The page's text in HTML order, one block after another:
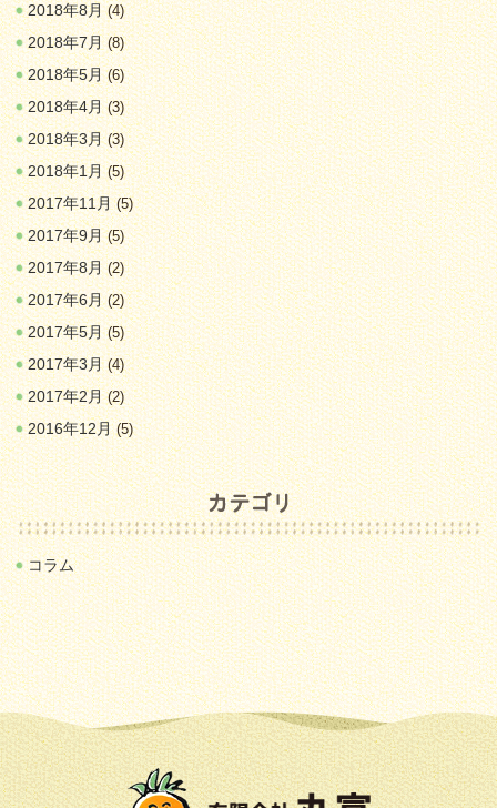
2018年8月(4)
2018年7月(8)
2018年5月(6)
2018年4月(3)
2018年3月(3)
2018年1月(5)
2017年11月(5)
2017年9月(5)
2017年8月(2)
2017年6月(2)
2017年5月(5)
2017年3月(4)
2017年2月(2)
2016年12月(5)
コラム